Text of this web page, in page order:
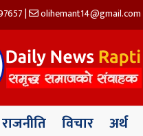
| olihemant14@gmail.com
राजनीति विचार अर्थ